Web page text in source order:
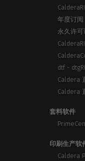
年度订阅
永久许可
dtf -
Caldera
Caldera
套料软件
印刷生产软
Caldera